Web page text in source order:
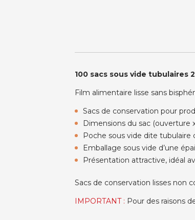
100 sacs sous vide tubulaires
Film alimentaire lisse sans
Sacs de conservation pour
Dimensions du sac (ouverture
Poche sous vide dite tubulaire
Emballage sous vide d’une
Présentation attractive, idéal
Sacs de conservation lisses non
IMPORTANT : Pour des raisons